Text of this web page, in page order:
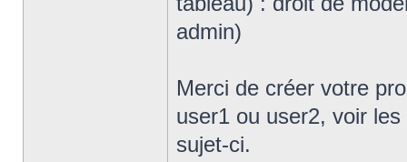
admin)
Merci de créer votre
user1 ou user2, voir
sujet-ci.